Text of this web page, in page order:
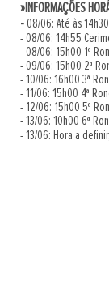
»INFORMAÇÕES
-08/06: Até às
- 08/06: 14h55
- 08/06: 15h00 1ª
- 09/06: 15h00 2ª
- 10/06: 16h00 3ª
- 11/06: 15h00 4ª
- 12/06: 15h00 5ª
- 13/06: 10h00 6ª
- 13/06: Hora a